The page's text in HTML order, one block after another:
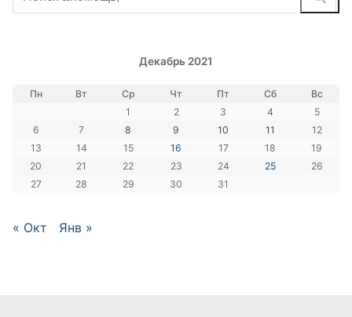
Декабрь 2021
Пн Вт Ср Чт Пт Сб
Вс
1
2 3 4
5
6
7 8 9 10 11
12
13
14 15 16 17 18
19
20
21 22 23 24 25
26
27
28 29 30 31
« Окт Янв »